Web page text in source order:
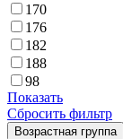
170
176
182
188
98
Показать
Сбросить фильтр
Возрастная группа